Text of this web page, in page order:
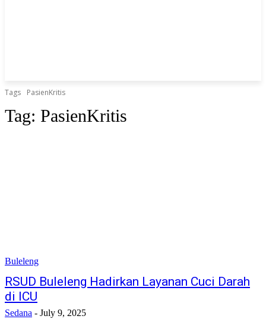
Tags PasienKritis
Tag: PasienKritis
Buleleng
RSUD Buleleng Hadirkan Layanan Cuci Darah
di ICU
Sedana - July 9, 2025